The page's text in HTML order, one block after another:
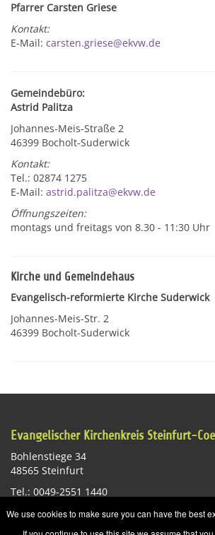
Pfarrer Carsten Griese
Kontakt:
E-Mail: carsten.griese@ekvw.de
Gemeindebüro:
Astrid Palitza
Johannes-Meis-Straße 2
46399 Bocholt-Suderwick
Kontakt:
Tel.: 02874 1275
E-Mail: astrid.palitza@ekvw.de
Öffnungszeiten:
montags und freitags von 8.30 - 11:30 Uhr
Kirche und Gemeindehaus
Evangelisch-reformierte Kirche Suderwick
Johannes-Meis-Str. 2
46399 Bocholt-Suderwick
Evangelischer Kirchenkreis Steinfurt-
Bohlenstiege 34
48565 Steinfurt
Tel.: 0049-2551 1440
We use cookies to make sure you can have the best